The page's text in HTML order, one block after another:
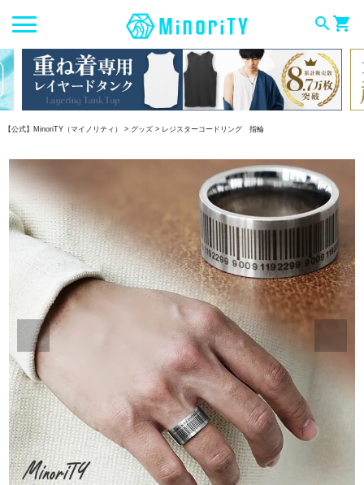
searchshopping_cart
【公式】MinoriTY（マイノリティ） グッズ レジスターコードリング 指輪